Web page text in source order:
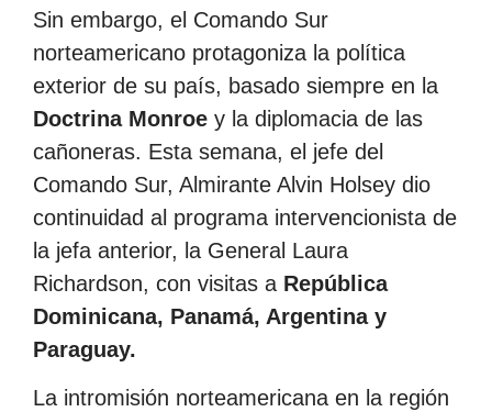
Sin embargo, el Comando Sur
norteamericano protagoniza la política
exterior de su país, basado siempre en la
Doctrina Monroe y la diplomacia de las
cañoneras. Esta semana, el jefe del
Comando Sur, Almirante Alvin Holsey dio
continuidad al programa intervencionista de
la jefa anterior, la General Laura
Richardson, con visitas a República
Dominicana, Panamá, Argentina y
Paraguay.
La intromisión norteamericana en la región